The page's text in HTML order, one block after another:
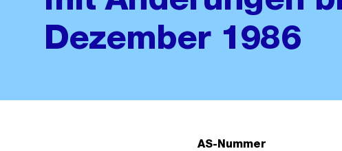
Dezember 1986
AS-Nummer